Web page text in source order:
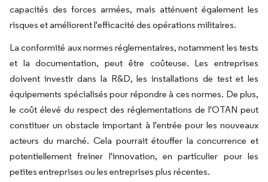
capacités des forces armées, mais atténuent également les
risques et améliorent l'efficacité des opérations militaires.
La conformité aux normes réglementaires, notamment les tests
et la documentation, peut être coûteuse. Les entreprises
doivent investir dans la R&D, les installations de test et les
équipements spécialisés pour répondre à ces normes. De plus,
le coût élevé du respect des réglementations de l'OTAN peut
constituer un obstacle important à l'entrée pour les nouveaux
acteurs du marché. Cela pourrait étouffer la concurrence et
potentiellement freiner l'innovation, en particulier pour les
petites entreprises ou les entreprises plus récentes.